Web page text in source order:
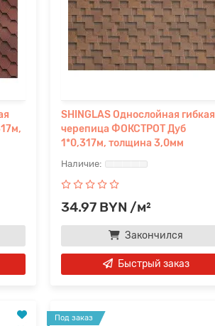
SHINGLAS Однослойная гибкая
черепица ФОКСТРОТ Дуб
1*0,317м, толщина 3,0мм
34.97 BYN /м²
Закончился
Быстрый заказ
Под заказ